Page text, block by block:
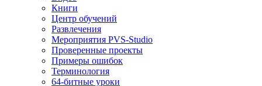
Книги
Центр обучений
Развлечения
Мероприятия PVS-Studio
Проверенные проекты
Примеры ошибок
Терминология
64-битные уроки